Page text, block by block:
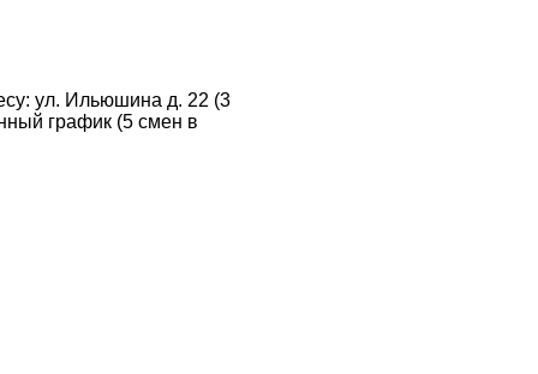
ул. Ильюшина д. 22 (3
график (5 смен в